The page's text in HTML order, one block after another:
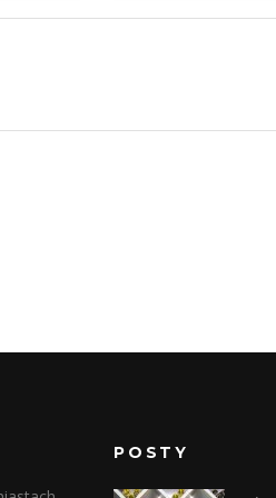
POSTY